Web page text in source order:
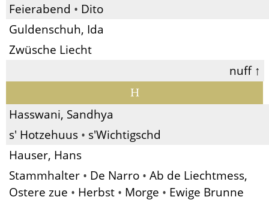
Feierabend • Dito
Guldenschuh, Ida
Zwüsche Liecht
nuff ↑
H
Hasswani, Sandhya
s' Hotzehuus • s'Wichtigschd
Hauser, Hans
Stammhalter • De Narro • Ab de Liechtmess,
Ostere zue • Herbst • Morge • Ewige Brunne